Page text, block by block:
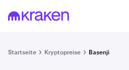
Startseite Kryptopreise Basenji
CHF 0.0012